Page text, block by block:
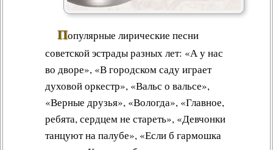
Популярные лирические песни
советской эстрады разных лет: «А у нас
во дворе», «В городском саду играет
духовой оркестр», «Вальс о вальсе»,
«Верные друзья», «Вологда», «Главное,
ребята, сердцем не стареть», «Девчонки
танцуют на палубе», «Если б гармошка